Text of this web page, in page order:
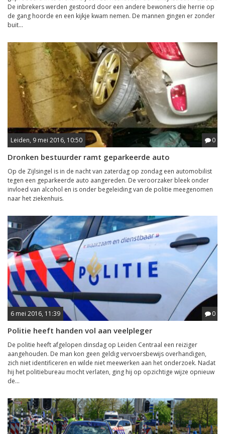
De inbrekers werden gestoord door een andere bewoners die herrie op
de gang hoorde en een kijkje kwam nemen. De mannen gingen er zonder
buit...
Leiden, 9 mei 2016, 10:50 0
Dronken bestuurder ramt geparkeerde auto
Op de Zijlsingel is in de nacht van zaterdag op zondag een automobilist
tegen een geparkeerde auto aangereden. De veroorzaker bleek onder
invloed van alcohol en is onder begeleiding van de politie meegenomen
naar het ziekenhuis.
6 mei 2016, 11:39 0
Politie heeft handen vol aan veelpleger
De politie heeft afgelopen dinsdag op Leiden Centraal een reiziger
aangehouden. De man kon geen geldig vervoersbewijs overhandigen,
zich niet identificeren en wilde niet meewerken aan het onderzoek. Nadat
hij het politiebureau mocht verlaten, ging hij op opzichtige wijze opnieuw
de...